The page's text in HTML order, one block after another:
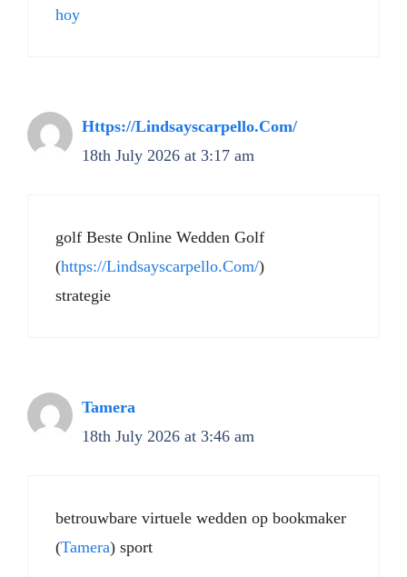
hoy
Https://Lindsayscarpello.Com/
18th July 2026 at 3:17 am
golf Beste Online Wedden Golf
(https://Lindsayscarpello.Com/)
strategie
Tamera
18th July 2026 at 3:46 am
betrouwbare virtuele wedden op bookmaker
(Tamera) sport